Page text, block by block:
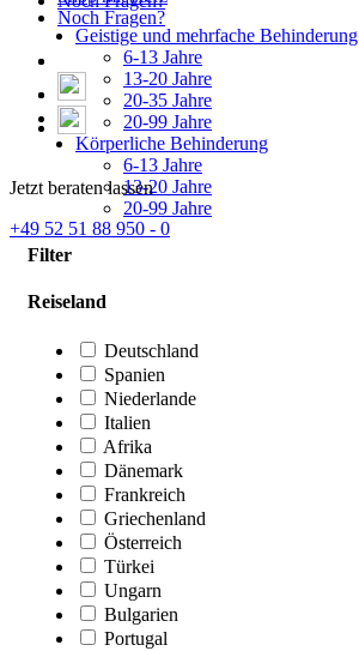
Noch Fragen?
Jetzt beraten lassen
+49 52 51 88 950 - 0
Geistige und mehrfache Behinderung
6-13 Jahre
13-20 Jahre
20-35 Jahre
20-99 Jahre
Körperliche Behinderung
6-13 Jahre
13-20 Jahre
20-99 Jahre
Filter
Reiseland
Deutschland
Spanien
Niederlande
Italien
Afrika
Dänemark
Frankreich
Griechenland
Österreich
Türkei
Ungarn
Bulgarien
Portugal